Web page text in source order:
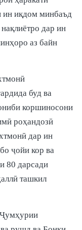
ин иқдом минбаъд
дар ин
аз байн
буд ва
коршиносони
роҳандозӣ
дар ин
ҷойи кор ва
80 дарсади
ташкил